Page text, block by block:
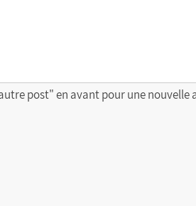
post" en avant pour une